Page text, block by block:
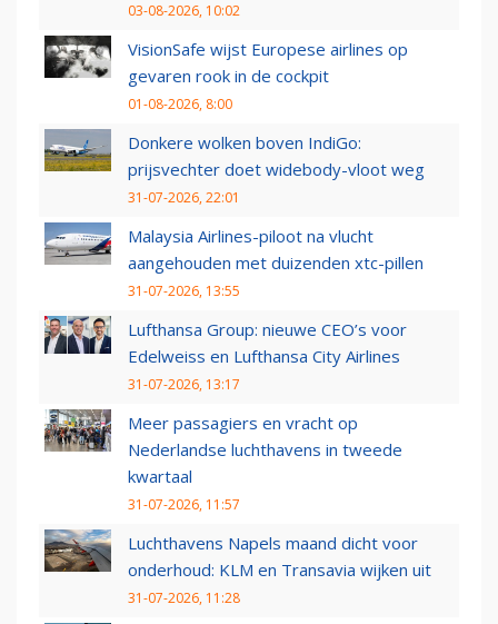
03-08-2026, 10:02
VisionSafe wijst Europese airlines op
gevaren rook in de cockpit
01-08-2026, 8:00
Donkere wolken boven IndiGo:
prijsvechter doet widebody-vloot weg
31-07-2026, 22:01
Malaysia Airlines-piloot na vlucht
aangehouden met duizenden xtc-pillen
31-07-2026, 13:55
Lufthansa Group: nieuwe CEO’s voor
Edelweiss en Lufthansa City Airlines
31-07-2026, 13:17
Meer passagiers en vracht op
Nederlandse luchthavens in tweede
kwartaal
31-07-2026, 11:57
Luchthavens Napels maand dicht voor
onderhoud: KLM en Transavia wijken uit
31-07-2026, 11:28